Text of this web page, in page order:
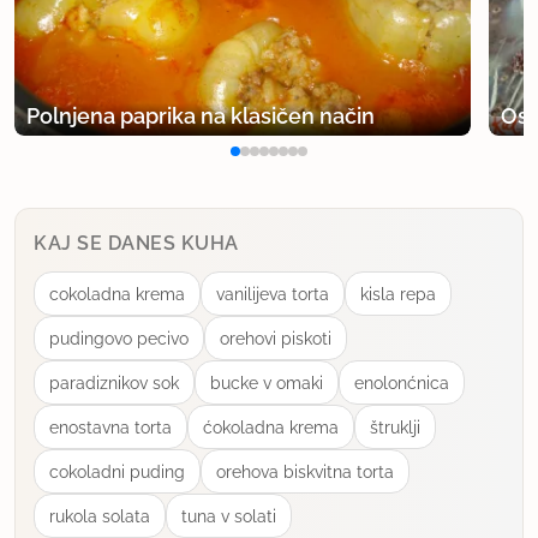
Mikki
član od 2007 59 sporočil
9.1.2010 ob 17:53
A je kdo preiskusil ta recept tudi s polnozrnato
moko, pirino, ajdovo...?
pa pa
uporabno
Natalija A.
član od 2010 18 sporočil
4.2.2010 ob 14:30
Polnjena paprika na klasičen način
KAJ SE DANES KUHA
cokoladna krema vanilijeva torta kisla repa
pudingovo pecivo orehovi piskoti
paradiznikov sok bucke v omaki enolonćnica
enostavna torta ćokoladna krema štruklji
cokoladni puding orehova biskvitna torta
rukola solata tuna v solati